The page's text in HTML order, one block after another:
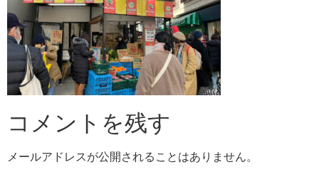
コメントを残す
メールアドレスが公開されることはありません。